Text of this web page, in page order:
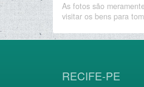
As fotos são
visitar os bens para
RECIFE-PE